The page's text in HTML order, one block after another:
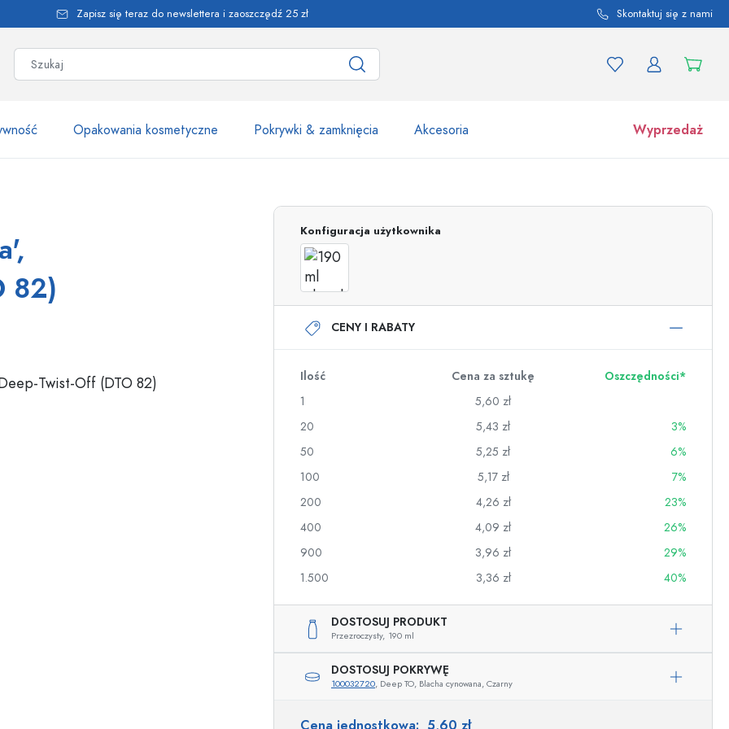
Zapisz się teraz do newslettera i zaoszczędź 25 zł Skontaktuj się z nami
Opakowania kosmetyczne Pokrywki & zamknięcia Akcesoria Wyprzedaż
Dozowniki airless
Butelki roll-on
Butelki z nadrukiem
Butelki na gin
Walentynki
Butelki ozdobne
Butelki cylinder
Gąsiory i balony na wino
Słoiki
82)
Konfiguracja użytkownika
CENY I RABATY
Ilość Cena za sztukę
Oszczędności*
1
5,60 zł
20
5,43 zł
3%
50
5,25 zł
6%
100
5,17 zł
7%
200
4,26 zł
23%
400
4,09 zł
26%
900
3,96 zł
29%
1.500
3,36 zł 40%
DOSTOSUJ PRODUKT
Przezroczysty, 190 ml
DOSTOSUJ POKRYWĘ
100032720, Deep TO, Blacha cynowana, Czarny